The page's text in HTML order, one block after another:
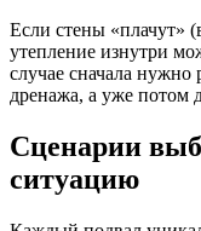
Если стены «плачут»
утепление изнутри
случае сначала
дренажа, а уже потом
Сценарии
ситуацию